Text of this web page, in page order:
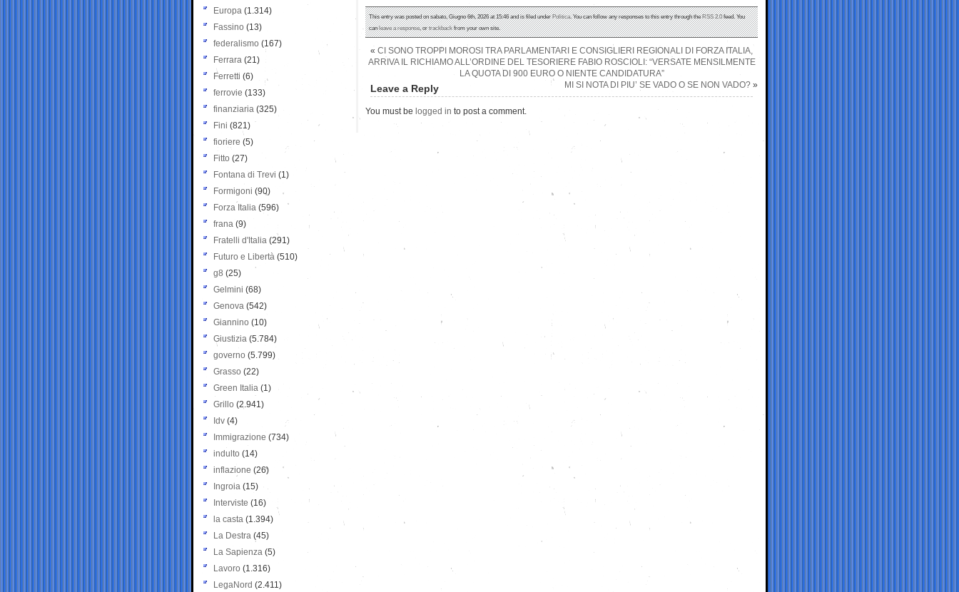
This entry was posted on sabato, Giugno 6th, 2026 at 15:46 and is filed underPolitica. You can follow any responses to this entry through theRSS 2.0feed. You
canleave a response, ortrackbackfrom your own site.
« CI SONO TROPPI MOROSI TRA PARLAMENTARI E CONSIGLIERI REGIONALI DI FORZA ITALIA,
ARRIVA IL RICHIAMO ALL’ORDINE DEL TESORIERE FABIO ROSCIOLI: “VERSATE MENSILMENTE
LA QUOTA DI 900 EURO O NIENTE CANDIDATURA”
MI SI NOTA DI PIU’ SE VADO O SE NON VADO? »
Leave a Reply
You must be logged in to post a comment.
Europa (1.314)
Fassino (13)
federalismo (167)
Ferrara (21)
Ferretti (6)
ferrovie (133)
finanziaria (325)
Fini (821)
fioriere (5)
Fitto (27)
Fontana di Trevi (1)
Formigoni (90)
Forza Italia (596)
frana (9)
Fratelli d'Italia (291)
Futuro e Libertà (510)
g8 (25)
Gelmini (68)
Genova (542)
Giannino (10)
Giustizia (5.784)
governo (5.799)
Grasso (22)
Green Italia (1)
Grillo (2.941)
Idv (4)
Immigrazione (734)
indulto (14)
inflazione (26)
Ingroia (15)
Interviste (16)
la casta (1.394)
La Destra (45)
La Sapienza (5)
Lavoro (1.316)
LegaNord (2.411)